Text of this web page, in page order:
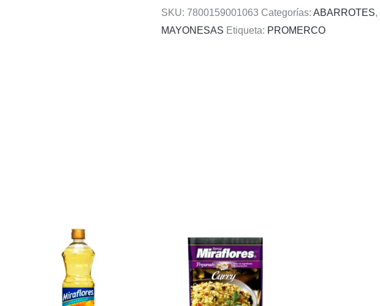
SKU: 7800159001063 Categorías:ABARROTES,
MAYONESAS Etiqueta: PROMERCO